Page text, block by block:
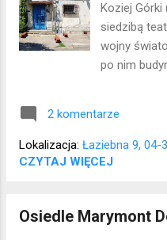
Koziej Górki
siedzibą
wojny
po nim
teren, nad
prężnie.
2 komentarze
Lokalizacja: Łaziebna 9, 04-
CZYTAJ WIĘCEJ
Osiedle Marymont